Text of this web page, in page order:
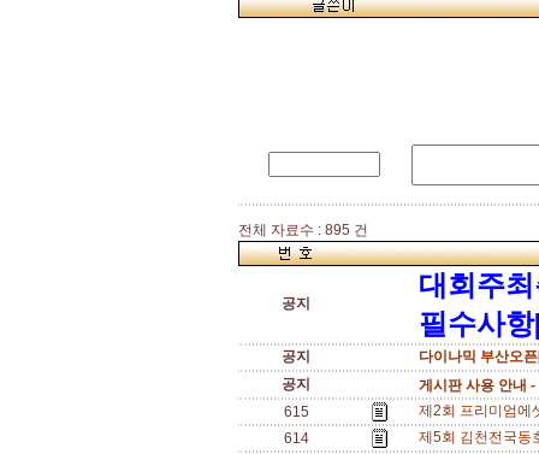
전체 자료수 : 895 건
공지
대회주
필수사
공지
다이나믹 부산오
공지
게시판 사용 안내 -
615
제2회 프리미엄에
614
제5회 김천전국동